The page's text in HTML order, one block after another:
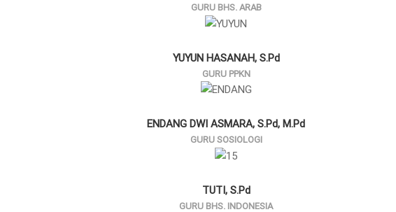
GURU BHS. ARAB
YUYUN HASANAH, S.Pd
GURU PPKN
ENDANG DWI ASMARA, S.Pd, M.Pd
GURU SOSIOLOGI
TUTI, S.Pd
GURU BHS. INDONESIA